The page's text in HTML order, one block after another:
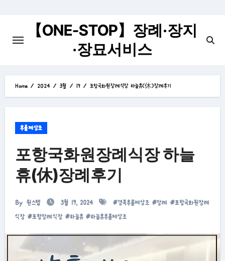
【ONE-STOP】장례·장지
·장묘서비스
Home 2024 3월 19 포항국화원장례식장 하늘휴(休)장례후기
후불제상조
포항국화원장례식장 하늘
휴(休)장례후기
By 원스텝 3월 19, 2024 #경북후불제상조 #장례 #포항국화원장례
식장#포항장례식장#하늘휴#하늘휴후불제상조